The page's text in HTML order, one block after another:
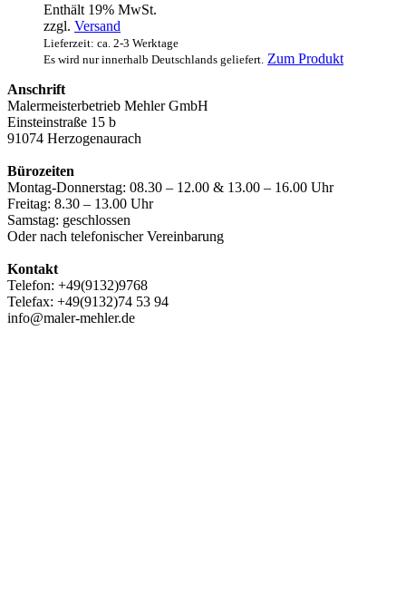
bis
Enthält 19% MwSt.
zzgl. Versand
Lieferzeit: ca. 2-3 Werktage
Es wird nur innerhalb Deutschlands geliefert. Zum ProduktDieses
Anschrift
Malermeisterbetrieb Mehler GmbH
Einsteinstraße 15 b
91074 Herzogenaurach
Bürozeiten
Montag-Donnerstag: 08.30 – 12.00 & 13.00 – 16.00 Uhr
Freitag: 8.30 – 13.00 Uhr
Samstag: geschlossen
Oder nach telefonischer Vereinbarung
Kontakt
Telefon: +49(9132)9768
Telefax: +49(9132)74 53 94
info@maler-mehler.de